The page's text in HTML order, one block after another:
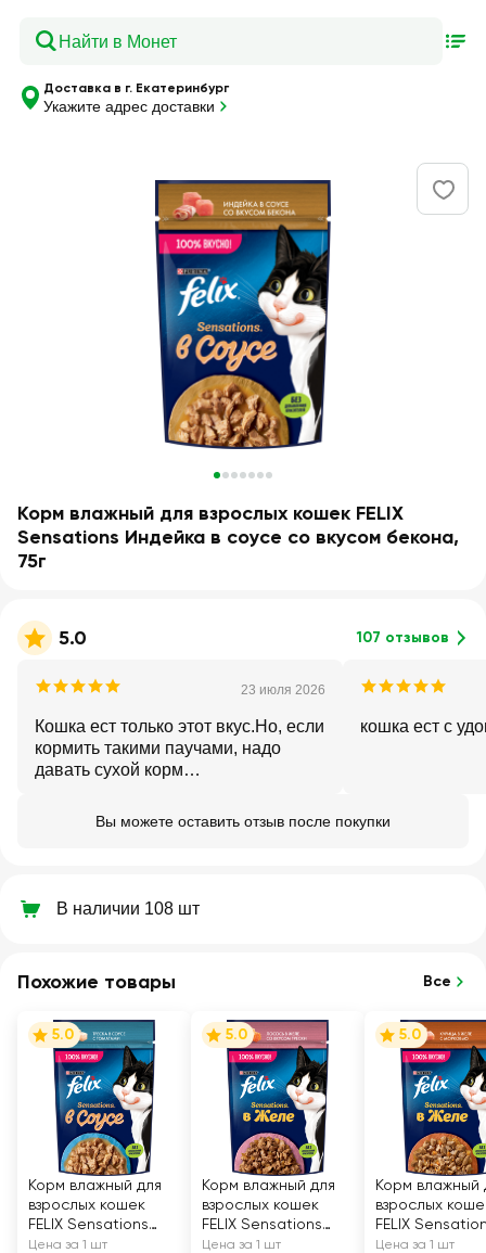
Доставка в г. Екатеринбург
Укажите адрес доставки
Корм влажный для взрослых кошек FELIX
Sensations Индейка в соусе со вкусом бекона,
75г
5.0 107 отзывов
23 июля 2026
Кошка ест только этот вкус.Но, если
кормить такими паучами, надо
давать сухой корм
кошка ест с
Вы можете оставить отзыв после покупки
В наличии 108 шт
Похожие товары Все
5.0
Корм влажный для
взрослых кошек
FELIX Sensations
Треска в соусе с
Цена за 1 шт
5.0
Корм влажный для
взрослых кошек
FELIX Sensations
Лосось в желе со
Цена за 1 шт
5.0
Корм влажный
взрослых
FELIX
Курица в желе
Цена за 1 шт